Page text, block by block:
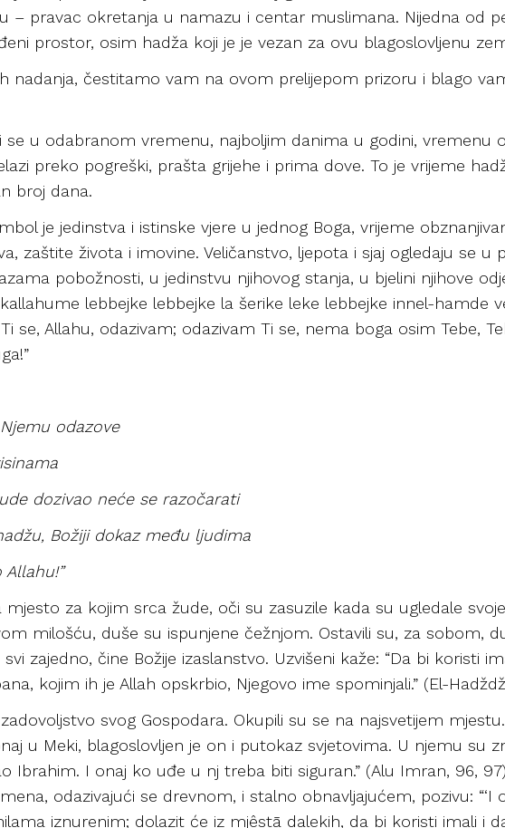
– pravac okretanja u namazu i centar muslimana. Nijedna od
prostor, osim hadža koji je je vezan za ovu blagoslovljenu
nadanja, čestitamo vam na ovom prelijepom prizoru i blago
u odabranom vremenu, najboljim danima u godini, vremenu
preko pogreški, prašta grijehe i prima dove. To je vrijeme
broj dana.
je jedinstva i istinske vjere u jednog Boga, vrijeme
zaštite života i imovine. Veličanstvo, ljepota i sjaj ogledaju se u
pobožnosti, u jedinstvu njihovog stanja, u bjelini njihove
lebbejke lebbejke la šerike leke lebbejke innel-hamde
se, Allahu, odazivam; odazivam Ti se, nema boga osim Tebe,
odazove
dozivao neće se razočarati
Božiji dokaz među ljudima
Allahu!”
za kojim srca žude, oči su zasuzile kada su ugledale
milošću, duše su ispunjene čežnjom. Ostavili su, za sobom,
zajedno, čine Božije izaslanstvo. Uzvišeni kaže: “Da bi koristi
kojim ih je Allah opskrbio, Njegovo ime spominjali.” (El-
svog Gospodara. Okupili su se na najsvetijem
u Meki, blagoslovljen je on i putokaz svjetovima. U njemu su
Ibrahim. I onaj ko uđe u nj treba biti siguran.” (Alu Imran, 96,
odazivajući se drevnom, i stalno obnavljajućem, pozivu: “‘I
iznurenim; dolazit će iz mjêstā dalekih, da bi koristi imali i